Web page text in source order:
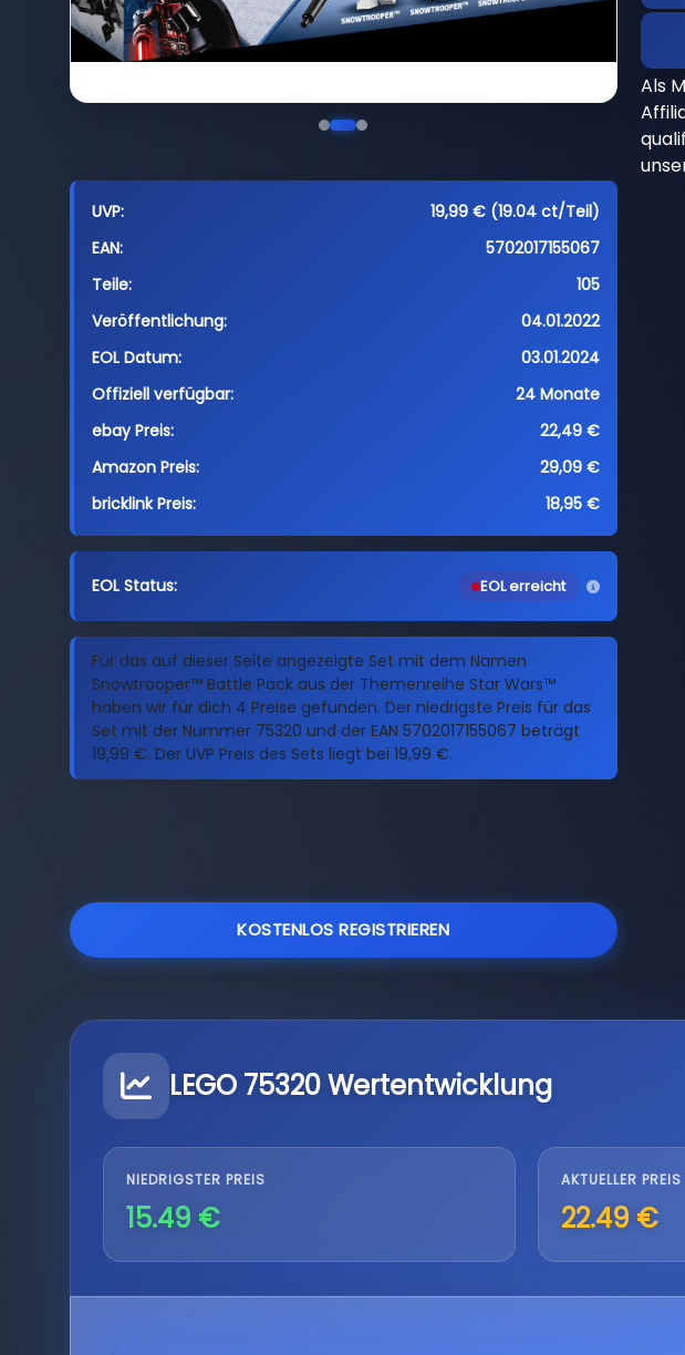
UVP:
19,99 € (19.04 ct/Teil)
EAN:
5702017155067
Teile:
105
Veröffentlichung:
04.01.2022
EOL Datum:
03.01.2024
Offiziell verfügbar:
24 Monate
ebay Preis:
22,49 €
Amazon Preis:
29,09 €
bricklink Preis:
18,95 €
EOL Status: EOL erreicht
Für das auf dieser Seite angezeigte Set mit dem Namen
Snowtrooper™ Battle Pack aus der Themenreihe Star Wars™
haben wir für dich 4 Preise gefunden. Der niedrigste Preis für das
Set mit der Nummer 75320 und der EAN 5702017155067 beträgt
19,99 €. Der UVP Preis des Sets liegt bei 19,99 €.
KOSTENLOS REGISTRIEREN
Als
LEGO 75320 Wertentwicklung
NIEDRIGSTER PREIS
15.49 €
AKTUELLER PREIS
22.49 €